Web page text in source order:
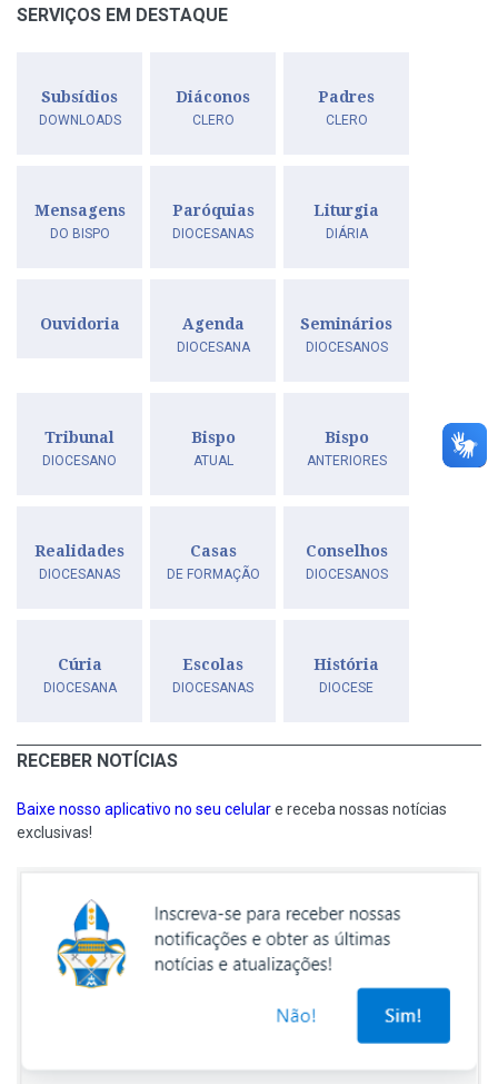
SERVIÇOS EM DESTAQUE
Subsídios
DOWNLOADS
Diáconos
CLERO
Padres
CLERO
Mensagens
DO BISPO
Paróquias
DIOCESANAS
Liturgia
DIÁRIA
Ouvidoria Agenda
DIOCESANA
Seminários
DIOCESANOS
Tribunal
DIOCESANO
Bispo
ATUAL
Bispo
ANTERIORES
Realidades
DIOCESANAS
Casas
DE FORMAÇÃO
Conselhos
DIOCESANOS
Cúria
DIOCESANA
Escolas
DIOCESANAS
História
DIOCESE
RECEBER NOTÍCIAS
Baixe nosso aplicativo no seu celulare receba nossas notícias
exclusivas!